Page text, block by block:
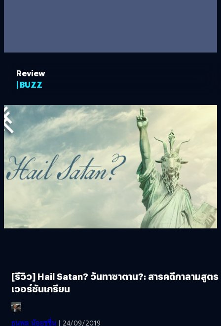
Review
| BUZZ
[รีวิว] Hail Satan? วันทาซาตาน?: สารคดีกาลามสูตร
เวอร์ชันเกรียน
ธนพล น้อยชูชื่น | 24/09/2019